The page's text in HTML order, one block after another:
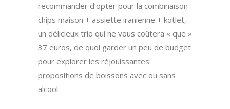
recommander d’opter pour la combinaison
chips maison + assiette iranienne + kotlet,
un délicieux trio qui ne vous coûtera « que »
37 euros, de quoi garder un peu de budget
pour explorer les réjouissantes
propositions de boissons avec ou sans
alcool.